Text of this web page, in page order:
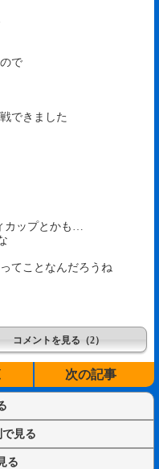
で
できました
カップとかも…
てことなんだろうね
コメントを見る（2）
次の記事
見る
る